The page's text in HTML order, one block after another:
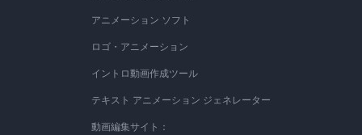
アニメーション ソフト
ロゴ・アニメーション
イントロ動画作成ツール
テキスト アニメーション ジェネレーター
動画編集サイト：